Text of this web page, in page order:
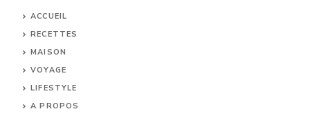
ACCUEIL
RECETTES
MAISON
VOYAGE
LIFESTYLE
A PROPOS